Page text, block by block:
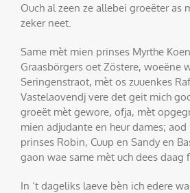
Ouch al zeen ze allebei groeëter as
zeker neet.
Same mèt mien prinses Myrthe
Graasbörgers oet Zöstere, woeëne
Seringenstraot, mèt os zuuenkes
Vastelaovendj vere det geit mich
groeët mèt gewore, ofja, mèt
mien adjudante en heur dames;
prinses Robin, Cuup en Sandy en
gaon wae same mèt uch dees daag
In ‘t dageliks laeve bèn ich edere